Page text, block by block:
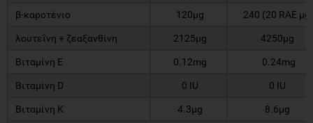
β-καροτένιο 120μg 240 (20 RAE μg)
λουτεΐνη + ζεαξανθίνη 2125μg 4250μg
Βιταμίνη Ε 0.12mg 0.24mg
Βιταμίνη D 0 IU 0 IU
Βιταμίνη Κ 4.3μg 8.6μg